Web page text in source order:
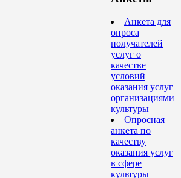
Анкета для
опроса
получателей
услуг о
качестве
условий
оказания услуг
организациями
культуры
Опросная
анкета по
качеству
оказания услуг
в сфере
культуры